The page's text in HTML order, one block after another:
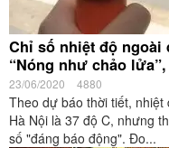
Chỉ số nhiệt độ ngoài
“Nóng như chảo
23/06/2020 4880
Theo dự báo thời tiết,
Hà Nội là 37 độ C, nhưng
số "đáng báo động". Đo...